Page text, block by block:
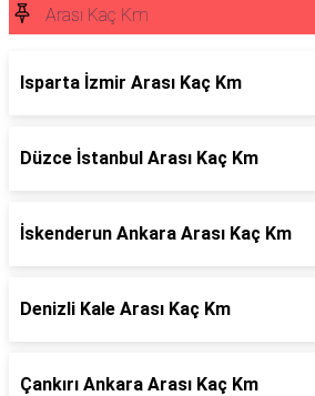
Arası Kaç Km
Isparta İzmir Arası Kaç Km
Düzce İstanbul Arası Kaç Km
İskenderun Ankara Arası Kaç Km
Denizli Kale Arası Kaç Km
Çankırı Ankara Arası Kaç Km